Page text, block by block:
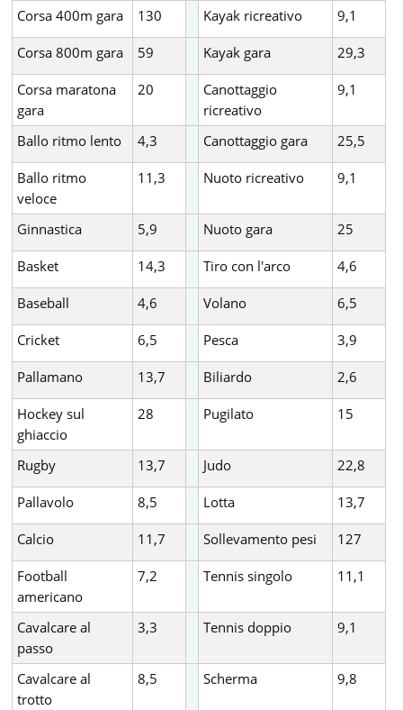
Corsa 400m gara
130 Kayak ricreativo
9,1
Corsa 800m gara
59 Kayak gara
29,3
Corsa maratona
gara
20
Canottaggio
ricreativo
9,1
Ballo ritmo lento 4,3 Canottaggio gara
25,5
Ballo ritmo
veloce
11,3 Nuoto ricreativo 9,1
Ginnastica 5,9 Nuoto gara
25
Basket
14,3 Tiro con l'arco
4,6
Baseball
4,6 Volano
6,5
Cricket
6,5 Pesca
3,9
Pallamano
13,7 Biliardo
2,6
Hockey sul
ghiaccio
28 Pugilato 15
Rugby 13,7 Judo
22,8
Pallavolo
8,5 Lotta
13,7
Calcio
11,7 Sollevamento pesi
127
Football
americano
7,2 Tennis singolo 11,1
Cavalcare al
passo
3,3 Tennis doppio 9,1
Cavalcare al
trotto
8,5 Scherma 9,8